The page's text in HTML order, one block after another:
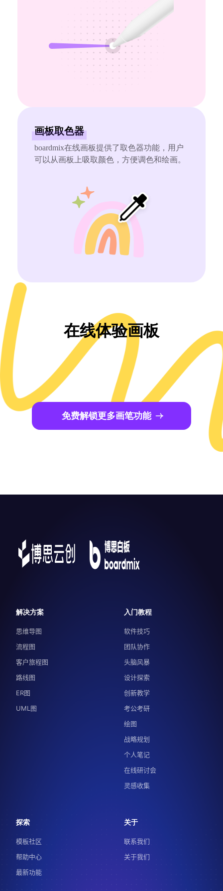
画板取色器
boardmix在线画板提供了取色器功能，用户
可以从画板上吸取颜色，方便调色和绘画。
在线体验画板
免费解锁更多画笔功能
解决方案
思维导图
流程图
客户旅程图
路线图
ER图
UML图
入门教程
软件技巧
团队协作
头脑风暴
设计探索
创新教学
考公考研
绘图
战略规划
个人笔记
在线研讨会
灵感收集
探索
模板社区
帮助中心
最新功能
关于
联系我们
关于我们